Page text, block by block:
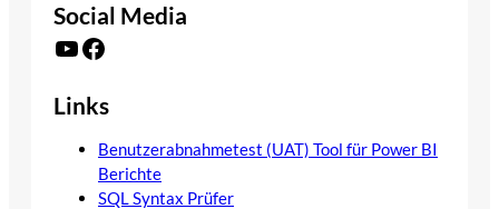
Social Media
YouTube Facebook
Links
Benutzerabnahmetest (UAT) Tool für Power BI
Berichte
SQL Syntax Prüfer